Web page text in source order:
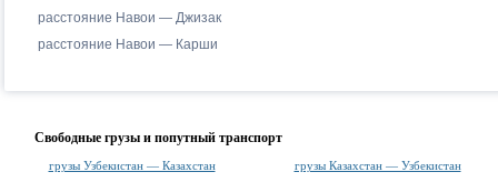
расстояние Навои — Джизак
расстояние Навои — Карши
Свободные грузы и попутный транспорт
грузы Узбекистан — Казахстан
грузы Казахстан — Узбекистан